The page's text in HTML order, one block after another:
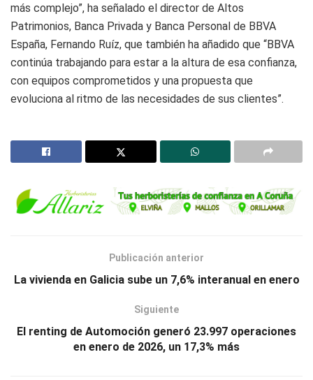
más complejo”, ha señalado el director de Altos
Patrimonios, Banca Privada y Banca Personal de BBVA
España, Fernando Ruíz, que también ha añadido que “BBVA
continúa trabajando para estar a la altura de esa confianza,
con equipos comprometidos y una propuesta que
evoluciona al ritmo de las necesidades de sus clientes”.
Publicación anterior
La vivienda en Galicia sube un 7,6% interanual en enero
Siguiente
El renting de Automoción generó 23.997 operaciones
en enero de 2026, un 17,3% más